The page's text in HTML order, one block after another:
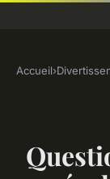
Accueil›